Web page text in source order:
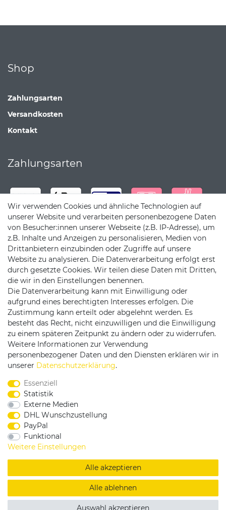
Shop
Zahlungsarten
Versandkosten
Kontakt
Zahlungsarten
Versandpartner
Service & Kontakt
Rufen Sie uns an unter:
0375 - 21459172
Widerrufsrecht |
Impressum
Copyright by König Design
DESIGNED BYKS-COMMERCE
Wir verwenden Cookies und ähnliche Technologien auf
unserer Website und verarbeiten personenbezogene Daten
von Besucher:innen unserer Webseite (z.B. IP-Adresse), um
z.B. Inhalte und Anzeigen zu personalisieren, Medien von
Drittanbietern einzubinden oder Zugriffe auf unsere
Website zu analysieren. Die Datenverarbeitung erfolgt erst
durch gesetzte Cookies. Wir teilen diese Daten mit Dritten,
die wir in den Einstellungen benennen.
Die Datenverarbeitung kann mit Einwilligung oder
aufgrund eines berechtigten Interesses erfolgen. Die
Zustimmung kann erteilt oder abgelehnt werden. Es
besteht das Recht, nicht einzuwilligen und die Einwilligung
zu einem späteren Zeitpunkt zu ändern oder zu widerrufen.
Weitere Informationen zur Verwendung
personenbezogener Daten und den Diensten erklären wir in
unserer Daten­schutz­erklärung.
Essenziell
Statistik
Externe Medien
DHL Wunschzustellung
PayPal
Funktional
Weitere Einstellungen
Alle akzeptieren
Alle ablehnen
Auswahl akzeptieren